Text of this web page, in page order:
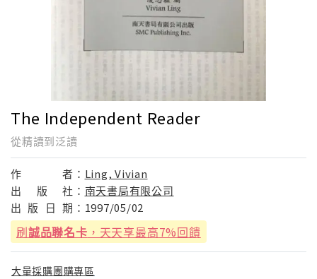
The Independent Reader
從精讀到泛讀
作 者： Ling, Vivian
出
版 社： 南天書局有限公司
出 版 日 期： 1997/05/02
刷誠品聯名卡 ，天天享最高7%回饋
大量採購團購專區